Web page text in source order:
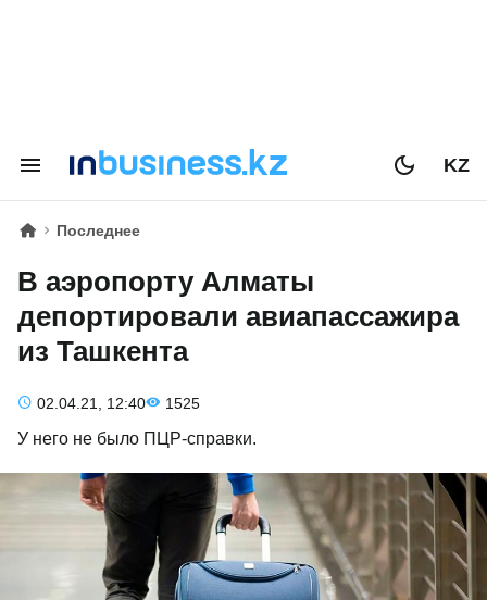
KZ
Последнее
В аэропорту Алматы
депортировали авиапассажира
из Ташкента
02.04.21, 12:40 1525
У него не было ПЦР-справки.